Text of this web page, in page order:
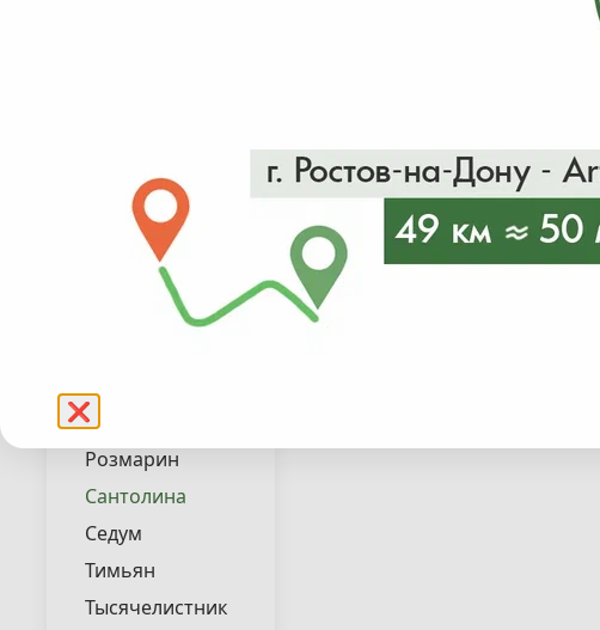
❌
Овсяница
Осока
Пахизандра
Пеннисетум
Полынь
Розмарин
Сантолина
Седум
Тимьян
Тысячелистник
от 450₽ в наличии 0 шт
Подробнее